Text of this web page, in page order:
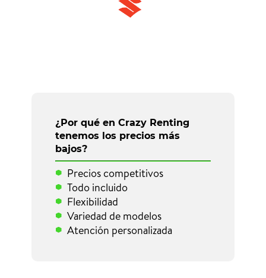
¿Por qué en Crazy Renting
tenemos los precios más
bajos?
Precios competitivos
Todo incluido
Flexibilidad
Variedad de modelos
Atención personalizada